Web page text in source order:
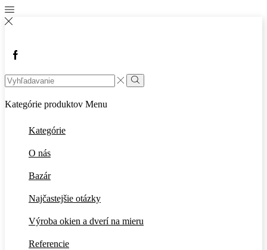
Facebook
Search
input
Vyhľadávanie
Kategórie produktov Menu
Kategórie
O nás
Bazár
Najčastejšie otázky
Výroba okien a dverí na mieru
Referencie